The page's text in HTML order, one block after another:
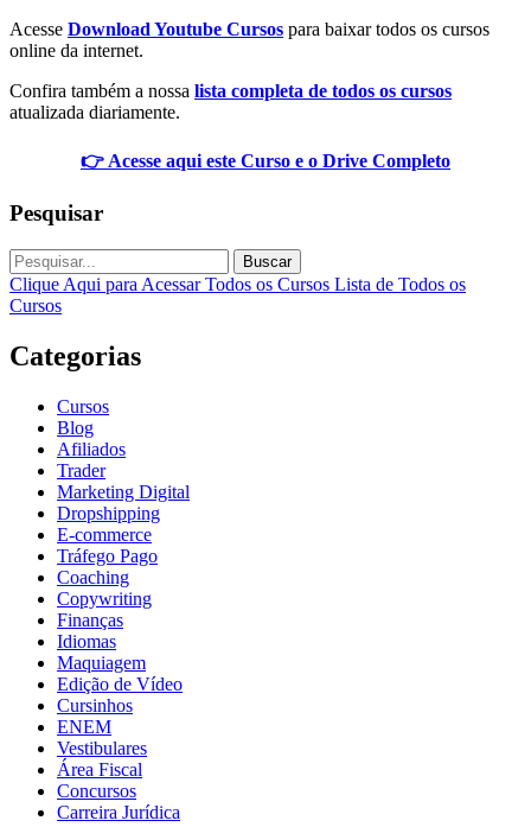
Acesse Download Youtube Cursos para baixar todos os cursos
online da internet.
Confira também a nossa lista completa de todos os cursos
atualizada diariamente.
👉 Acesse aqui este Curso e o Drive Completo
Pesquisar
Buscar
Clique Aqui para Acessar Todos os Cursos Lista de Todos os
Cursos
Categorias
Cursos
Blog
Afiliados
Trader
Marketing Digital
Dropshipping
E-commerce
Tráfego Pago
Coaching
Copywriting
Finanças
Idiomas
Maquiagem
Edição de Vídeo
Cursinhos
ENEM
Vestibulares
Área Fiscal
Concursos
Carreira Jurídica